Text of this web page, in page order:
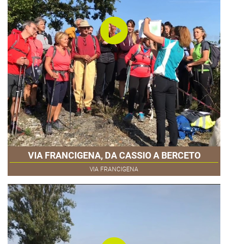
VIA FRANCIGENA, DA CASSIO A BERCETO
VIA FRANCIGENA